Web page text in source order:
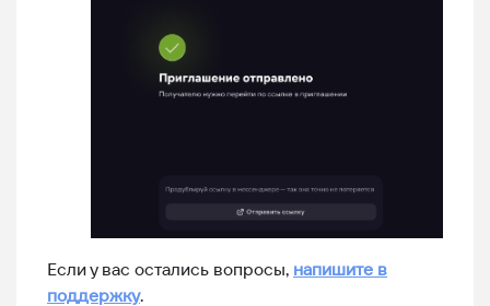
Если у вас остались вопросы, напишите в
поддержку.